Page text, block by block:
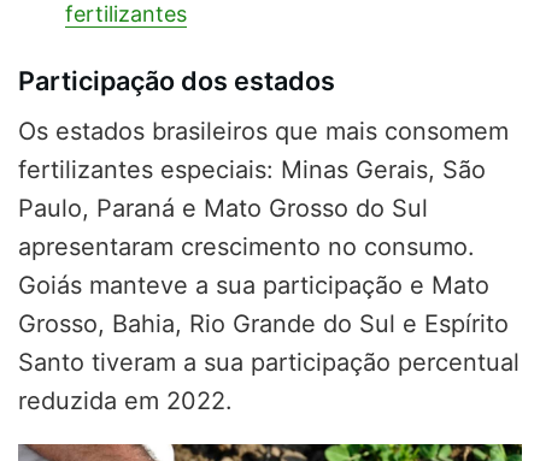
fertilizantes
Participação dos estados
Os estados brasileiros que mais consomem
fertilizantes especiais: Minas Gerais, São
Paulo, Paraná e Mato Grosso do Sul
apresentaram crescimento no consumo.
Goiás manteve a sua participação e Mato
Grosso, Bahia, Rio Grande do Sul e Espírito
Santo tiveram a sua participação percentual
reduzida em 2022.